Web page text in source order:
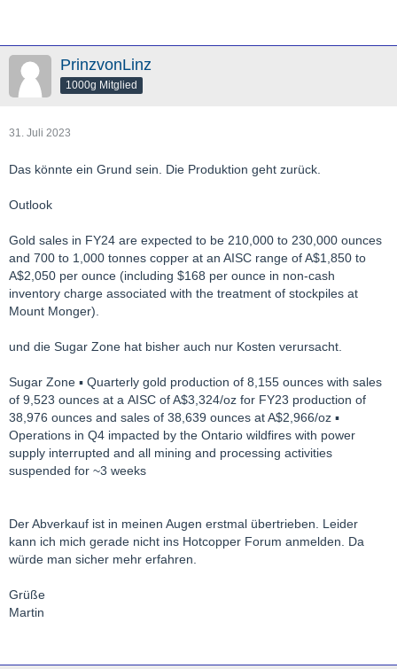
PrinzvonLinz
1000g Mitglied
31. Juli 2023
Das könnte ein Grund sein. Die Produktion geht zurück.
Outlook
Gold sales in FY24 are expected to be 210,000 to 230,000 ounces
and 700 to 1,000 tonnes copper at an AISC range of A$1,850 to
A$2,050 per ounce (including $168 per ounce in non-cash
inventory charge associated with the treatment of stockpiles at
Mount Monger).
und die Sugar Zone hat bisher auch nur Kosten verursacht.
Sugar Zone ▪ Quarterly gold production of 8,155 ounces with sales
of 9,523 ounces at a AISC of A$3,324/oz for FY23 production of
38,976 ounces and sales of 38,639 ounces at A$2,966/oz ▪
Operations in Q4 impacted by the Ontario wildfires with power
supply interrupted and all mining and processing activities
suspended for ~3 weeks
Der Abverkauf ist in meinen Augen erstmal übertrieben. Leider
kann ich mich gerade nicht ins Hotcopper Forum anmelden. Da
würde man sicher mehr erfahren.
Grüße
Martin